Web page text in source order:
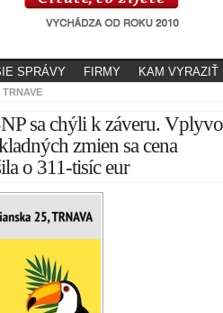
SPRÁVY FIRMY KAM VYRAZIŤ
sa chýli k záveru.
zmien sa cena
o 311-tisíc eur